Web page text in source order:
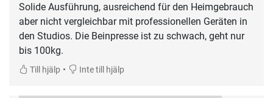
Solide Ausführung, ausreichend für den Heimgebrauch
aber nicht vergleichbar mit professionellen Geräten in
den Studios. Die Beinpresse ist zu schwach, geht nur
bis 100kg.
Till hjälp • Inte till hjälp